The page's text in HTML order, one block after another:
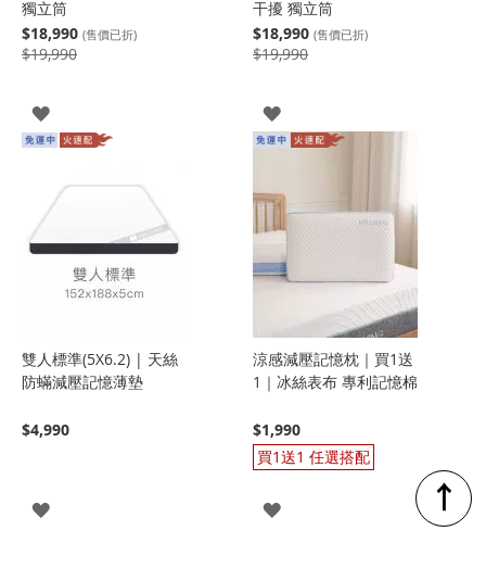
獨立筒
$18,990 (售價已折)
$19,990
登
入
干擾 獨立筒
$18,990 (售價已折)
$19,990
登
入
雙人標準(5X6.2) | 天絲
防蟎減壓記憶薄墊
$4,990
登
涼感減壓記憶枕｜買1送
1｜冰絲表布 專利記憶棉
$1,990
買1送1 任選搭配
登
↑